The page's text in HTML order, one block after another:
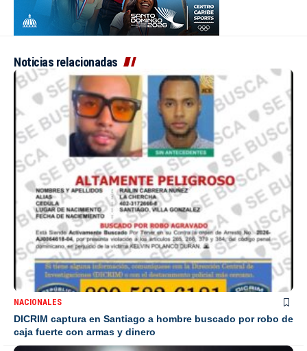
Noticias relacionadas
NACIONALES
DICRIM captura en Santiago a hombre buscado por robo de
caja fuerte con armas y dinero